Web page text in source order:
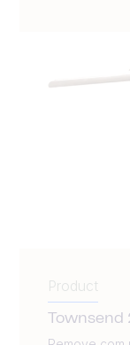
Product
Townsend